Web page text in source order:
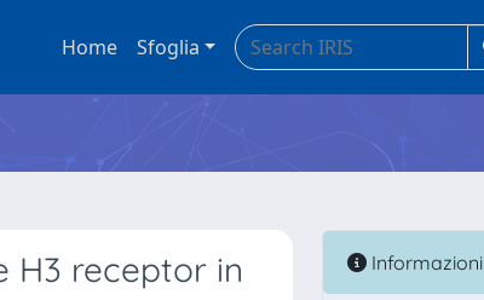
Home Sfoglia
H3 receptor in
Informazioni